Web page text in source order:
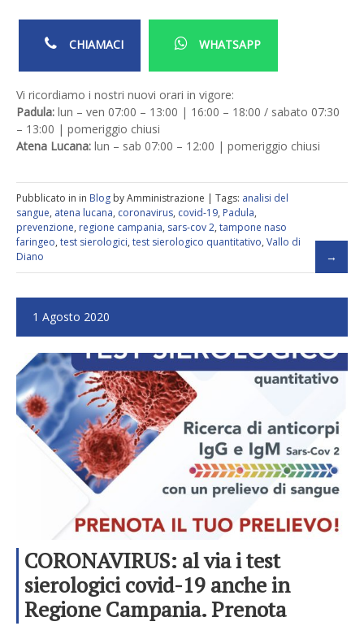
CHIAMACI WHATSAPP
Vi ricordiamo i nostri nuovi orari in vigore:
Padula: lun – ven 07:00 – 13:00 | 16:00 – 18:00 / sabato 07:30
– 13:00 | pomeriggio chiusi
Atena Lucana: lun – sab 07:00 – 12:00 | pomeriggio chiusi
Pubblicato in in Blog by Amministrazione | Tags: analisi del
sangue, atena lucana, coronavirus, covid-19, Padula,
prevenzione, regione campania, sars-cov 2, tampone naso
faringeo, test sierologici, test sierologico quantitativo, Vallo di
Diano
1 Agosto 2020
CORONAVIRUS: al via i test
sierologici covid-19 anche in
Regione Campania. Prenota